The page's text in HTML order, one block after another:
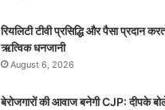
रियलिटी टीवी प्रसिद्धि और पैसा प्रदान
ऋत्विक धनजानी
August 6, 2026
बेरोजगारों की आवाज बनेगी CJP: दीपके